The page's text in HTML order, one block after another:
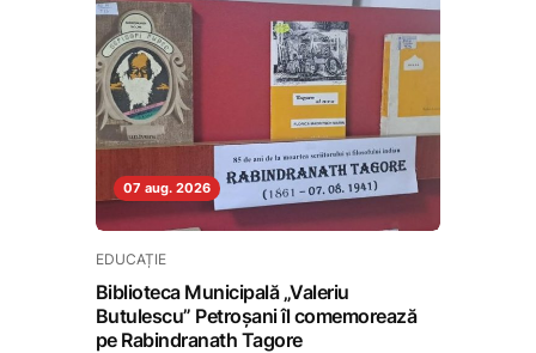
07 aug. 2026
EDUCAȚIE
Biblioteca Municipală „Valeriu
Butulescu” Petroșani îl comemorează
pe Rabindranath Tagore